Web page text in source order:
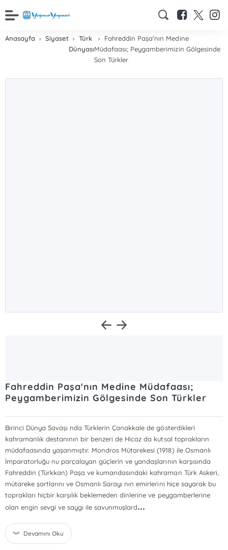
Anasayfa Siyaset
Türk
Dünyası
Fahreddin Paşa'nın Medine
Müdafaası; Peygamberimizin Gölgesinde
Son Türkler
Fahreddin Paşa'nın Medine Müdafaası;
Peygamberimizin Gölgesinde Son Türkler
Birinci Dünya Savaşı nda Türklerin Çanakkale de gösterdikleri
kahramanlık destanının bir benzeri de Hicaz da kutsal toprakların
müdafaasında yaşanmıştır. Mondros Mütarekesi (1918) ile Osmanlı
İmparatorluğu nu parçalayan güçlerin ve yandaşlarının karşısında
Fahreddin (Türkkan) Paşa ve kumandasındaki kahraman Türk Askeri,
mütareke şartlarını ve Osmanlı Sarayı nın emirlerini hiçe sayarak bu
toprakları hiçbir karşılık beklemeden dinlerine ve peygamberlerine
olan engin sevgi ve saygı ile savunmuşlard...
Devamını Oku